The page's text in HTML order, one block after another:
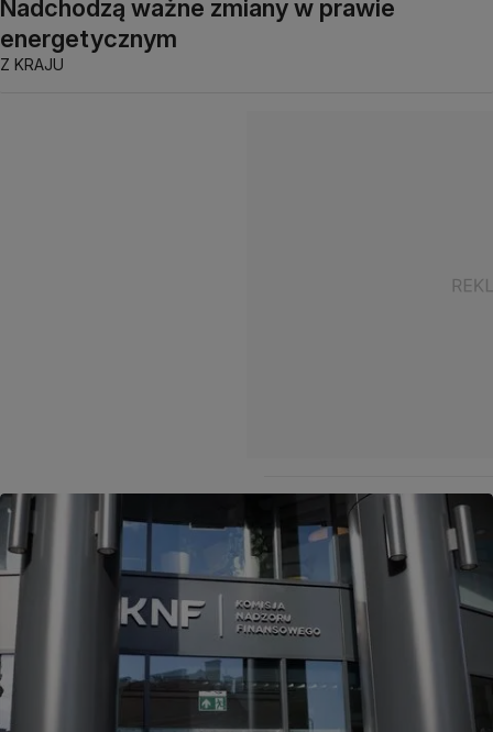
Nadchodzą ważne zmiany w prawie
energetycznym
Z KRAJU